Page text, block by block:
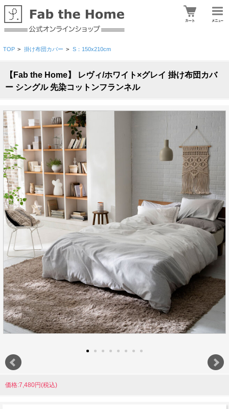
TOP > 掛け布団カバー > S：150x210cm
【Fab the Home】 レヴィ/ホワイト×グレイ 掛け布団カバ
ー シングル 先染コットンフランネル
価格:7,480円(税込)